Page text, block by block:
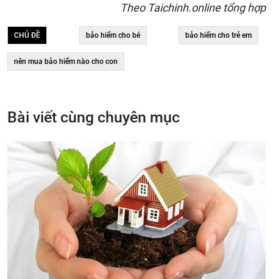
Theo Taichinh.online tổng hợp
CHỦ ĐỀ bảo hiểm cho bé bảo hiểm cho trẻ em
nên mua bảo hiểm nào cho con
Bài viết cùng chuyên mục